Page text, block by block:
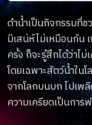
ดำน้ำเป็นกิจกรรมที่
มีเสน่ห์ไม่เหมือนกัน
ครั้ง ก็จะรู้สึกได้ว่าไ
โดยเฉพาะสัตว์น้ำใน
จากโลกบนบก ไปเพ
ความเครียดเป็นกา